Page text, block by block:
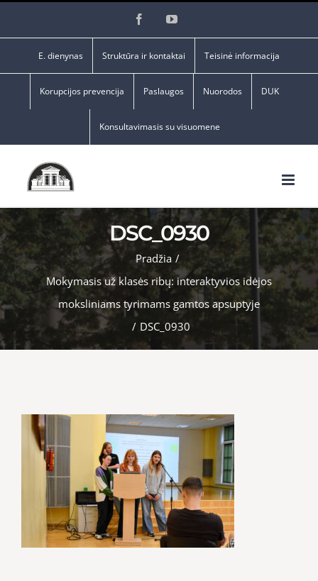
FacebookYouTube
E. dienynas Struktūra ir kontaktai Teisinė informacija
Korupcijos prevencija Paslaugos Nuorodos DUK
Konsultavimasis su visuomene
DSC_0930
Pradžia /
Mokymasis už klasės ribų: interaktyvios idėjos
moksliniams tyrimams gamtos apsuptyje
/ DSC_0930